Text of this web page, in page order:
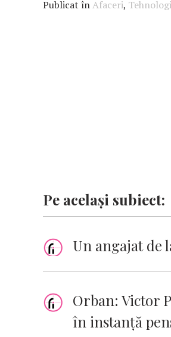
Publicat înAfaceri,
Pe același subiect:
Un angajat de
Orban: Victor
în instanţă